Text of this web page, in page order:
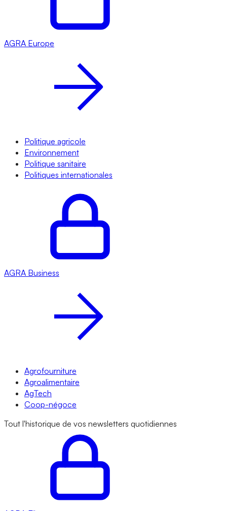
AGRA Europe
Politique agricole
Environnement
Politique sanitaire
Politiques internationales
AGRA Business
Agrofourniture
Agroalimentaire
AgTech
Coop-négoce
Tout l'historique de vos newsletters quotidiennes